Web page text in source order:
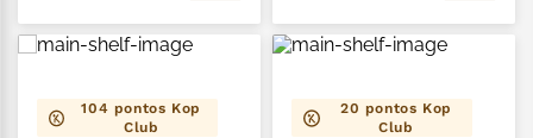
104 pontos Kop
Club
20 pontos Kop
Club